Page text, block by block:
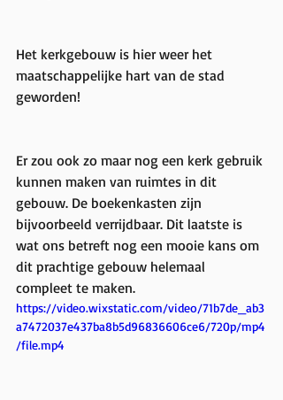
Het kerkgebouw is hier weer het
maatschappelijke hart van de stad
geworden!
Er zou ook zo maar nog een kerk gebruik
kunnen maken van ruimtes in dit
gebouw. De boekenkasten zijn
bijvoorbeeld verrijdbaar. Dit laatste is
wat ons betreft nog een mooie kans om
dit prachtige gebouw helemaal
compleet te maken.
https://video.wixstatic.com/video/71b7de_ab3
a7472037e437ba8b5d96836606ce6/720p/mp4
/file.mp4